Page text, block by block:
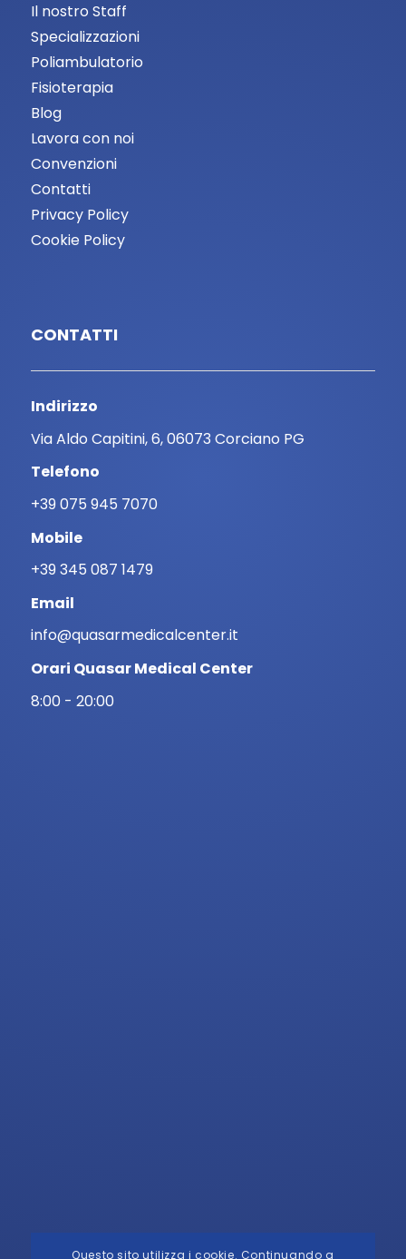
Il nostro Staff
Specializzazioni
Poliambulatorio
Fisioterapia
Blog
Lavora con noi
Convenzioni
Contatti
Privacy Policy
Cookie Policy
CONTATTI
Indirizzo
Via Aldo Capitini, 6, 06073 Corciano PG
Telefono
+39 075 945 7070
Mobile
+39 345 087 1479
Email
info@quasarmedicalcenter.it
Orari Quasar Medical Center
8:00 - 20:00
Questo sito utilizza i cookie. Continuando a